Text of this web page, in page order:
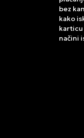
bez
kako
karticu
načini